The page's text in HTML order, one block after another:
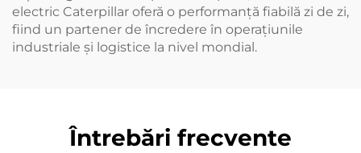
electric Caterpillar oferă o performanță fiabilă zi de zi,
fiind un partener de încredere în operațiunile
industriale și logistice la nivel mondial.
Întrebări frecvente